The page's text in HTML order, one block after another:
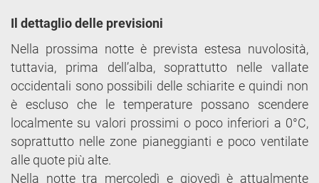
Il dettaglio delle previsioni
Nella prossima notte è prevista estesa nuvolosità,
tuttavia, prima dell’alba, soprattutto nelle vallate
occidentali sono possibili delle schiarite e quindi non
è escluso che le temperature possano scendere
localmente su valori prossimi o poco inferiori a 0°C,
soprattutto nelle zone pianeggianti e poco ventilate
alle quote più alte.
Nella notte tra mercoledì e giovedì è attualmente